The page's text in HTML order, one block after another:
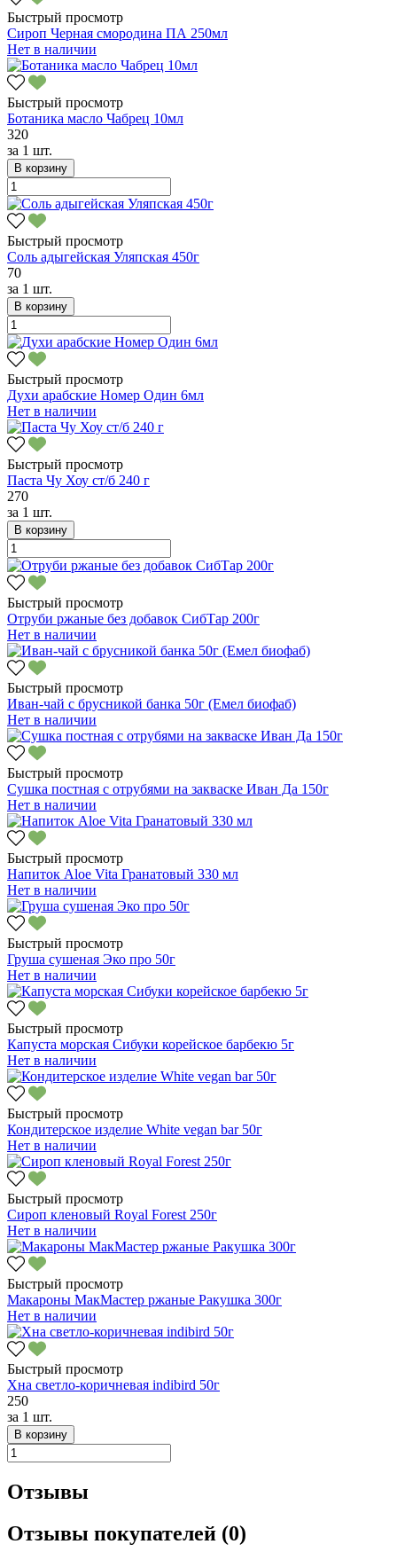
Быстрый просмотр
Сироп Черная смородина ПА 250мл
Нет в наличии
Быстрый просмотр
Ботаника масло Чабрец 10мл
320
за 1 шт.
В корзину
Быстрый просмотр
Соль адыгейская Уляпская 450г
70
за 1 шт.
В корзину
Быстрый просмотр
Духи арабские Номер Один 6мл
Нет в наличии
Быстрый просмотр
Паста Чу Хоу ст/б 240 г
270
за 1 шт.
В корзину
Быстрый просмотр
Отруби ржаные без добавок СибТар 200г
Нет в наличии
Быстрый просмотр
Иван-чай с брусникой банка 50г (Емел биофаб)
Нет в наличии
Быстрый просмотр
Сушка постная с отрубями на закваске Иван Да 150г
Нет в наличии
Быстрый просмотр
Напиток Aloe Vita Гранатовый 330 мл
Нет в наличии
Быстрый просмотр
Груша сушеная Эко про 50г
Нет в наличии
Быстрый просмотр
Капуста морская Сибуки корейское барбекю 5г
Нет в наличии
Быстрый просмотр
Кондитерское изделие White vegan bar 50г
Нет в наличии
Быстрый просмотр
Сироп кленовый Royal Forest 250г
Нет в наличии
Быстрый просмотр
Макароны МакМастер ржаные Ракушка 300г
Нет в наличии
Быстрый просмотр
Хна светло-коричневая indibird 50г
250
за 1 шт.
В корзину
Отзывы
Отзывы покупателей (0)